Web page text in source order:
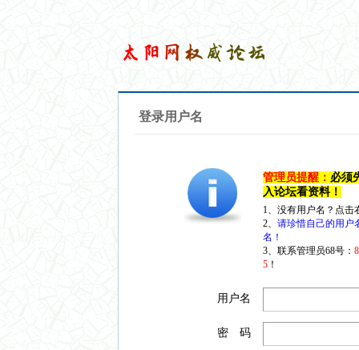
登录用户名
管理员提醒： 必须
入论坛看资料！
1、没有用户名？点
2、 请珍惜自己的用户
名！
3、联系管理员68号：
5 ！
用户名
密 码